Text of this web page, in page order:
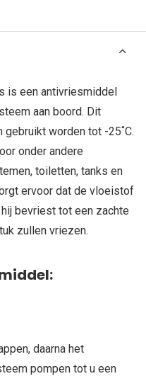
is een antivriesmiddel
aan boord. Dit
worden tot -25˚C.
onder andere
toiletten, tanks en
ervoor dat de vloeistof
bevriest tot een zachte
zullen vriezen.
daarna het
pompen tot u een